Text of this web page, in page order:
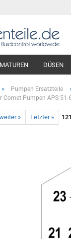
DÜSEN
» Pumpen Ersatzteile
Pumpen APS 51-
» Letzter » 121